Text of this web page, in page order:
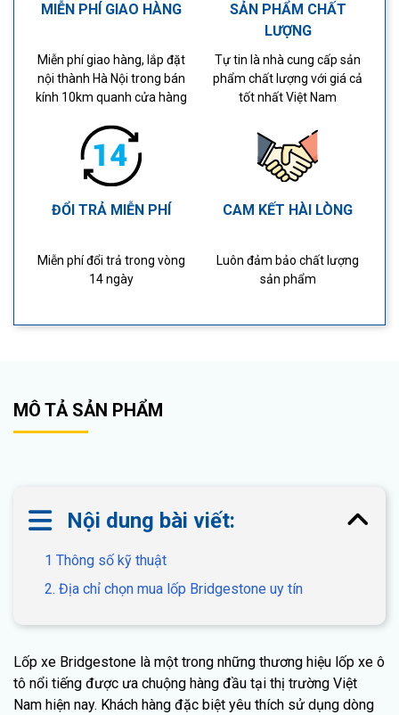
MIỄN PHÍ GIAO HÀNG
Miễn phí giao hàng, lắp đặt
nội thành Hà Nội trong bán
kính 10km quanh cửa hàng
SẢN PHẨM CHẤT
LƯỢNG
Tự tin là nhà cung cấp sản
phẩm chất lượng với giá cả
tốt nhất Việt Nam
ĐỔI TRẢ MIỄN PHÍ
Miễn phí đổi trả trong vòng
14 ngày
CAM KẾT HÀI LÒNG
Luôn đảm bảo chất lượng
sản phẩm
MÔ TẢ SẢN PHẨM
Nội dung bài viết:
1 Thông số kỹ thuật
2. Địa chỉ chọn mua lốp Bridgestone uy tín
Lốp xe Bridgestone là một trong những thương hiệu lốp xe ô
tô nổi tiếng được ưa chuộng hàng đầu tại thị trường Việt
Nam hiện nay. Khách hàng đặc biệt yêu thích sử dụng dòng